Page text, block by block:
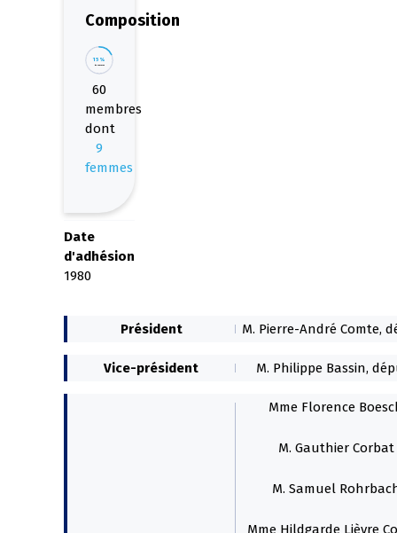
Composition
15%
de femmes
60
membres
dont
9
femmes
Date
d'adhésion
1980
Président M. Pierre-André Comte,
Vice-président M. Philippe Bassin,
Mme Florence
M. Gauthier Corbat
M. Samuel
Mme Hildgarde Lièvre